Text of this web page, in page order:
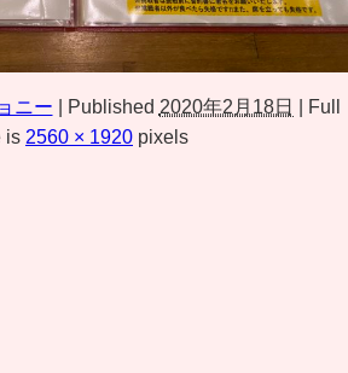
ニー Published 2020年2月18日
Full
is 2560 × 1920 pixels